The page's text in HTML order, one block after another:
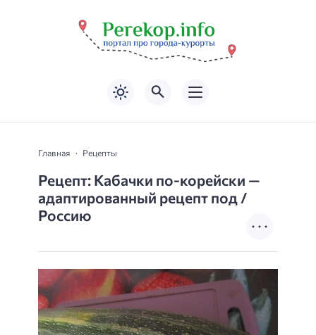
Главная Рецепты
Рецепт: Кабачки по-корейски —
адаптированный рецепт под /
Россию